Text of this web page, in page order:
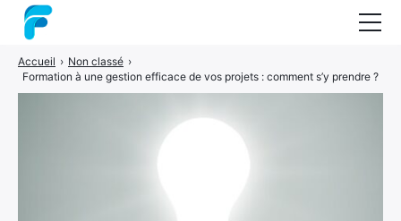
Accueil › Non classé ›
Formation à une gestion efficace de vos projets : comment s’y prendre ?
Nos formations